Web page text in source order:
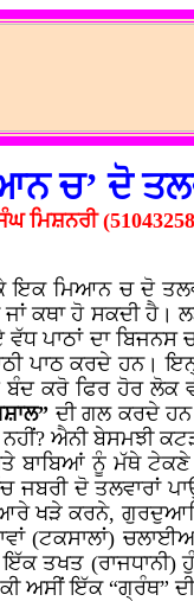
ਚ’ ਦੋ
ਮਿਸ਼ਨਰੀ
ਮਿਆਨ ਚ ਦੋ
ਕਥਾ ਹੋ ਸਕਦੀ
ਪਾਠਾਂ ਦਾ ਬਿਜਨਸ
ਪਾਠ ਕਰਦੇ ਹਨ।
ਕਰੋ ਫਿਰ ਹੋਰ ਲੋਕ
ਦੀ ਗਲ ਕਰਦੇ
ਐਨੀ ਬੇਸਮਝੀ
ਬਾਬਿਆਂ ਨੂੰ ਮੱਥੇ
ਦੋ ਤਲਵਾਰਾਂ
ਖੜੇ ਕਰਨੇ,
(ਟਕਸਾਲਾਂ)
ਤਖਤ (ਰਾਜਧਾਨੀ)
ਅਸੀਂ ਇੱਕ